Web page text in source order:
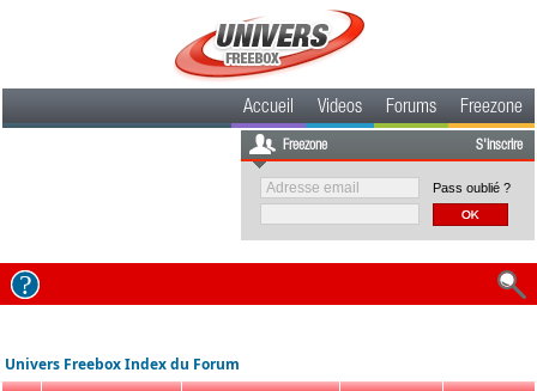
Accueil Videos Forums Freezone
Freezone S'inscrire
Pass oublié ?
Univers Freebox Index du Forum